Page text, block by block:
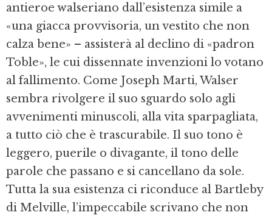
antieroe walseriano dall’esi­stenza simile a
«una giacca provvisoria, un vestito che non
calza bene» – assisterà al declino di «padron
Toble», le cui dissennate invenzioni lo votano
al fallimento. Co­me Joseph Marti, Walser
sembra rivolgere il suo sguardo solo agli
avvenimenti minu­scoli, alla vita sparpagliata,
a tutto ciò che è trascurabile. Il suo tono è
leggero, puerile o divagante, il tono delle
parole che passa­no e si cancellano da sole.
Tutta la sua esi­stenza ci riconduce al Bartleby
di Melville, l’impeccabile scrivano che non